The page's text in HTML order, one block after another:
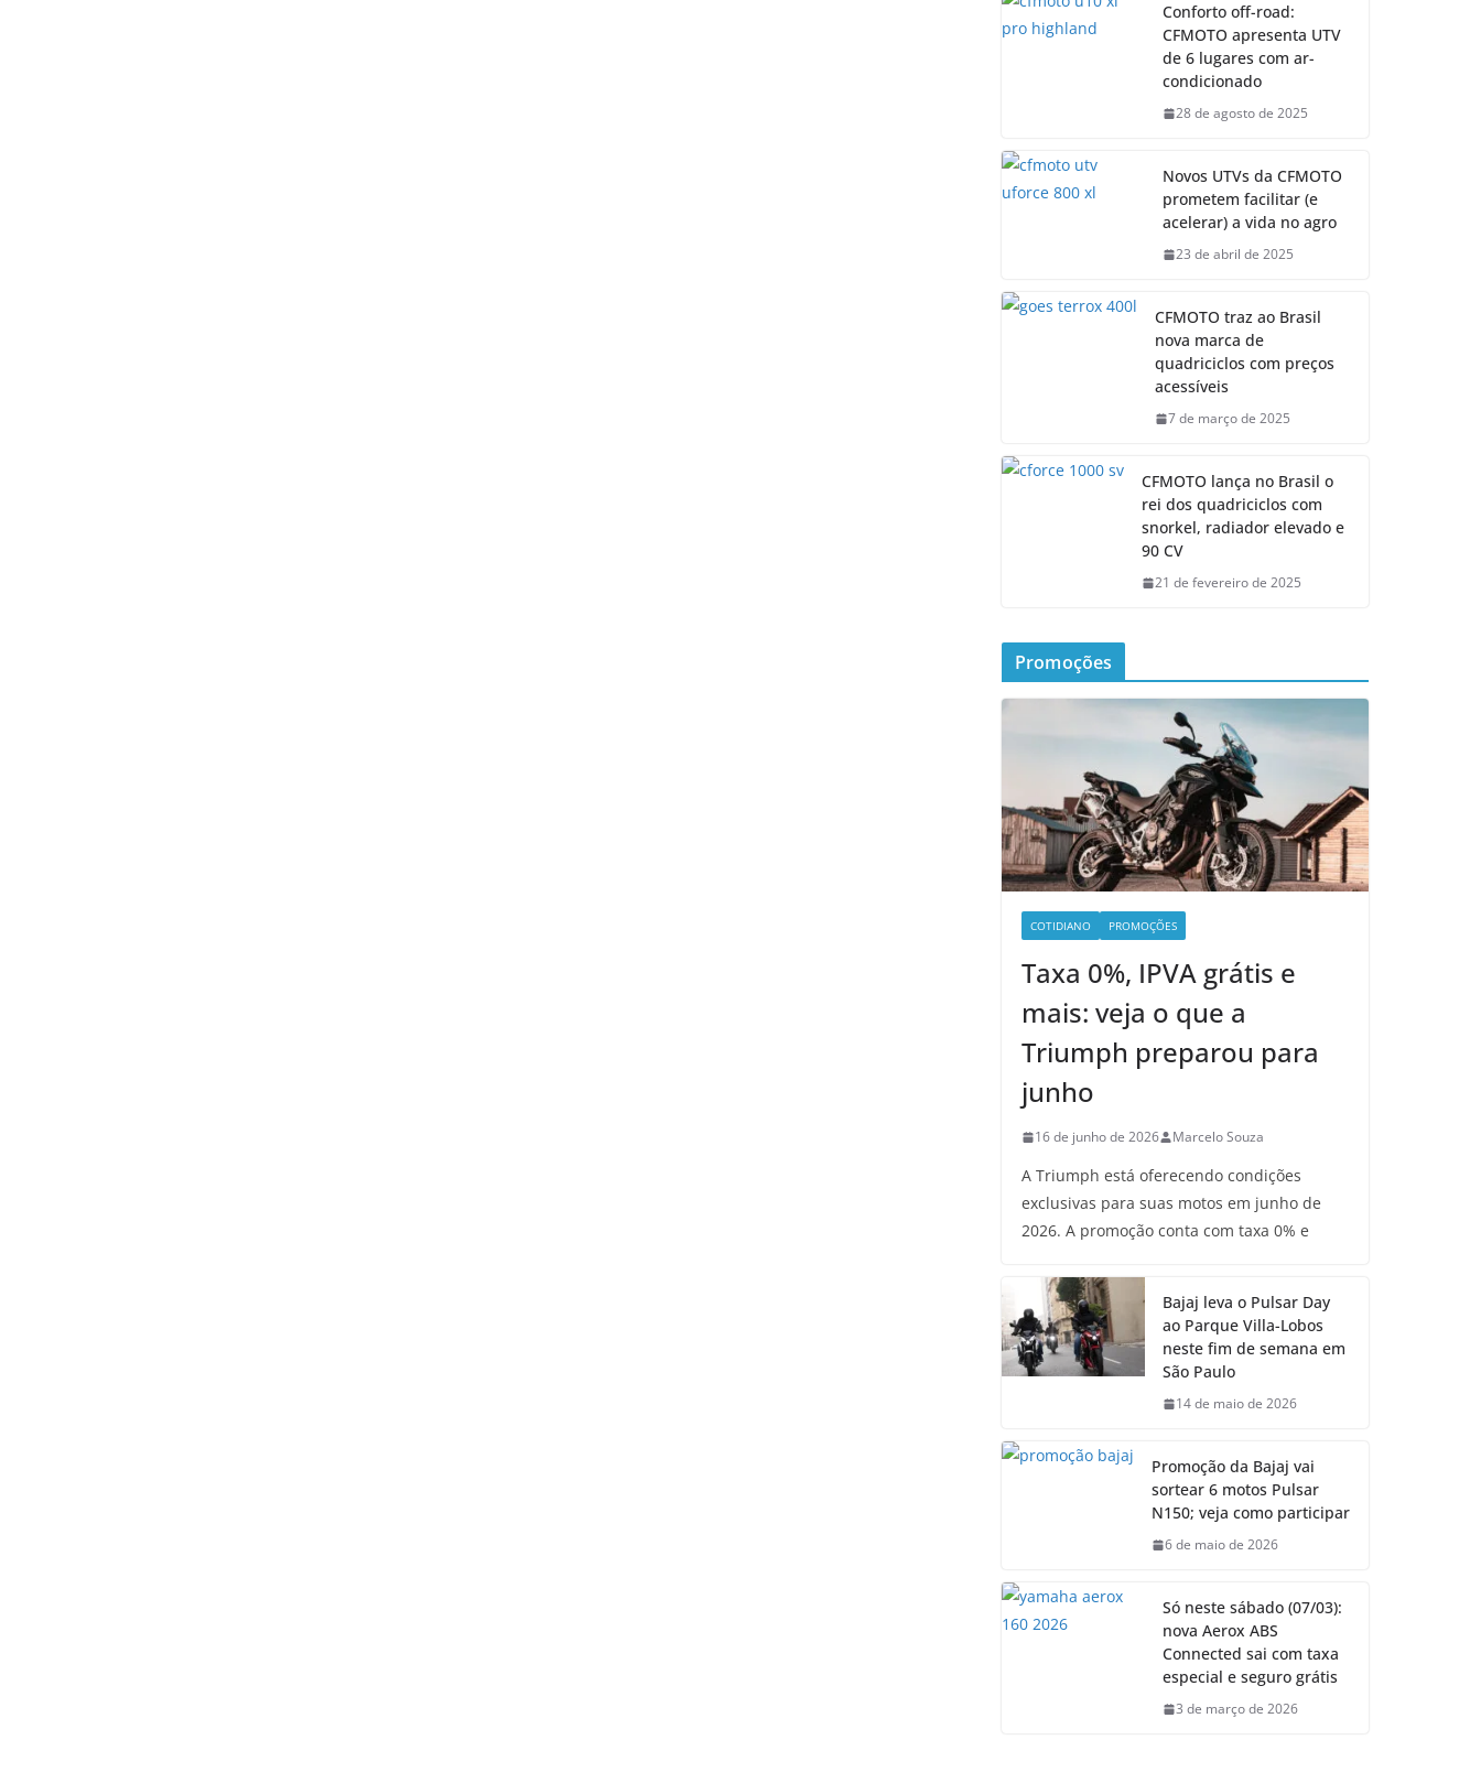
Conforto off-road:
CFMOTO apresenta UTV
de 6 lugares com ar-
condicionado
28 de agosto de 2025
Novos UTVs da CFMOTO
prometem facilitar (e
acelerar) a vida no agro
23 de abril de 2025
CFMOTO traz ao Brasil
nova marca de
quadriciclos com preços
acessíveis
7 de março de 2025
CFMOTO lança no Brasil o
rei dos quadriciclos com
snorkel, radiador elevado e
90 CV
21 de fevereiro de 2025
Promoções
COTIDIANO PROMOÇÕES
Taxa 0%, IPVA grátis e
mais: veja o que a
Triumph preparou para
junho
16 de junho de 2026 Marcelo Souza
A Triumph está oferecendo condições
exclusivas para suas motos em junho de
2026. A promoção conta com taxa 0% e
Bajaj leva o Pulsar Day
ao Parque Villa-Lobos
neste fim de semana em
São Paulo
14 de maio de 2026
Promoção da Bajaj vai
sortear 6 motos Pulsar
N150; veja como participar
6 de maio de 2026
Só neste sábado (07/03):
nova Aerox ABS
Connected sai com taxa
especial e seguro grátis
3 de março de 2026